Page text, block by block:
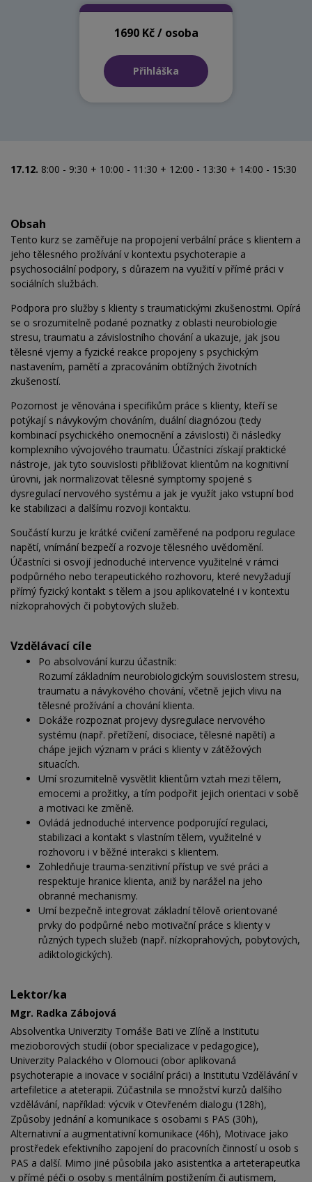
1690 Kč / osoba
Přihláška
17.12. 8:00 - 9:30 + 10:00 - 11:30 + 12:00 - 13:30 + 14:00 - 15:30
Obsah
Tento kurz se zaměřuje na propojení verbální práce s klientem a
jeho tělesného prožívání v kontextu psychoterapie a
psychosociální podpory, s důrazem na využití v přímé práci v
sociálních službách.
Podpora pro služby s klienty s traumatickými zkušenostmi. Opírá
se o srozumitelně podané poznatky z oblasti neurobiologie
stresu, traumatu a závislostního chování a ukazuje, jak jsou
tělesné vjemy a fyzické reakce propojeny s psychickým
nastavením, pamětí a zpracováním obtížných životních
zkušeností.
Pozornost je věnována i specifikům práce s klienty, kteří se
potýkají s návykovým chováním, duální diagnózou (tedy
kombinací psychického onemocnění a závislosti) či následky
komplexního vývojového traumatu. Účastníci získají praktické
nástroje, jak tyto souvislosti přibližovat klientům na kognitivní
úrovni, jak normalizovat tělesné symptomy spojené s
dysregulací nervového systému a jak je využít jako vstupní bod
ke stabilizaci a dalšímu rozvoji kontaktu.
Součástí kurzu je krátké cvičení zaměřené na podporu regulace
napětí, vnímání bezpečí a rozvoje tělesného uvědomění.
Účastníci si osvojí jednoduché intervence využitelné v rámci
podpůrného nebo terapeutického rozhovoru, které nevyžadují
přímý fyzický kontakt s tělem a jsou aplikovatelné i v kontextu
nízkoprahových či pobytových služeb.
Vzdělávací cíle
Po absolvování kurzu účastník:
Rozumí základním neurobiologickým souvislostem stresu,
traumatu a návykového chování, včetně jejich vlivu na
tělesné prožívání a chování klienta.
Dokáže rozpoznat projevy dysregulace nervového
systému (např. přetížení, disociace, tělesné napětí) a
chápe jejich význam v práci s klienty v zátěžových
situacích.
Umí srozumitelně vysvětlit klientům vztah mezi tělem,
emocemi a prožitky, a tím podpořit jejich orientaci v sobě
a motivaci ke změně.
Ovládá jednoduché intervence podporující regulaci,
stabilizaci a kontakt s vlastním tělem, využitelné v
rozhovoru i v běžné interakci s klientem.
Zohledňuje trauma-senzitivní přístup ve své práci a
respektuje hranice klienta, aniž by narážel na jeho
obranné mechanismy.
Umí bezpečně integrovat základní tělově orientované
prvky do podpůrné nebo motivační práce s klienty v
různých typech služeb (např. nízkoprahových, pobytových,
adiktologických).
Lektor/ka
Mgr. Radka Zábojová
Absolventka Univerzity Tomáše Bati ve Zlíně a Institutu
mezioborových studií (obor specializace v pedagogice),
Univerzity Palackého v Olomouci (obor aplikovaná
psychoterapie a inovace v sociální práci) a Institutu Vzdělávání v
artefiletice a ateterapii. Zúčastnila se množství kurzů dalšího
vzdělávání, například: výcvik v Otevřeném dialogu (128h),
Způsoby jednání a komunikace s osobami s PAS (30h),
Alternativní a augmentativní komunikace (46h), Motivace jako
prostředek efektivního zapojení do pracovních činností u osob s
PAS a další. Mimo jiné působila jako asistentka a arteterapeutka
v přímé péči o osoby s mentálním postižením či autismem,